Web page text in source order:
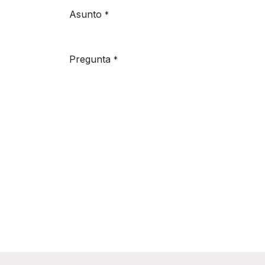
Asunto *
Pregunta *